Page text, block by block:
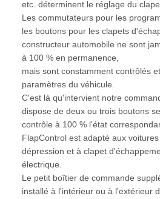
etc. déterminent le réglage du
Les commutateurs pour les
les boutons pour les clapets
constructeur automobile ne sont
à 100 % en permanence,
mais sont constamment contrôlés
paramètres du véhicule.
C'est là qu'intervient notre
dispose de deux ou trois boutons
contrôle à 100 % l'état
FlapControl est adapté aux
dépression et à clapet
électrique.
Le petit boîtier de commande
installé à l'intérieur ou à l'extérieur